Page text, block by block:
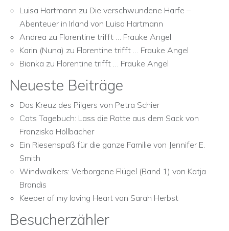
Luisa Hartmann zu Die verschwundene Harfe –
Abenteuer in Irland von Luisa Hartmann
Andrea zu Florentine trifft … Frauke Angel
Karin (Nuna) zu Florentine trifft … Frauke Angel
Bianka zu Florentine trifft … Frauke Angel
Neueste Beiträge
Das Kreuz des Pilgers von Petra Schier
Cats Tagebuch: Lass die Ratte aus dem Sack von
Franziska Höllbacher
Ein Riesenspaß für die ganze Familie von Jennifer E.
Smith
Windwalkers: Verborgene Flügel (Band 1) von Katja
Brandis
Keeper of my loving Heart von Sarah Herbst
Besucherzähler